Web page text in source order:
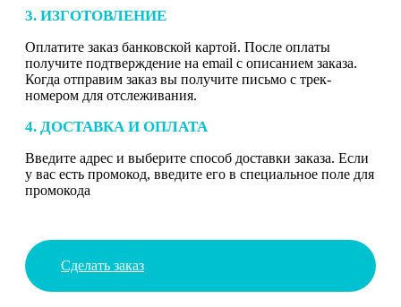
3. ИЗГОТОВЛЕНИЕ
Оплатите заказ банковской картой. После оплаты
получите подтверждение на email с описанием заказа.
Когда отправим заказ вы получите письмо с трек-
номером для отслеживания.
4. ДОСТАВКА И ОПЛАТА
Введите адрес и выберите способ доставки заказа. Если
у вас есть промокод, введите его в специальное поле для
промокода
Сделать заказ